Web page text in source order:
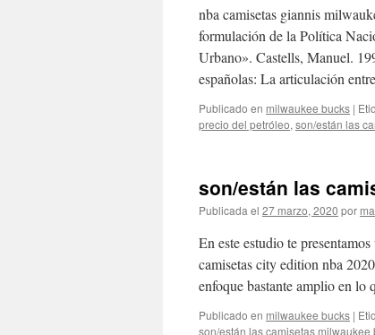
nba camisetas giannis
formulación de la Política
Urbano». Castells, Manuel.
españolas: La articulación
Publicado en milwaukee bucks |
precio del petróleo, son/están las
son/están las
Publicada el 27 marzo, 2020 por
En este estudio te
camisetas city edition nba
enfoque bastante amplio en lo
Publicado en milwaukee bucks |
son/están las camisetas milwaukee